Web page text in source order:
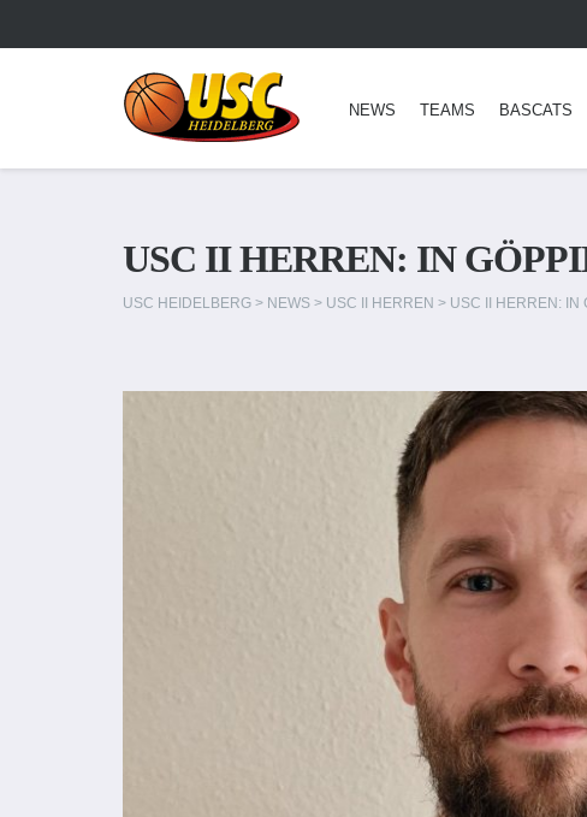
NEWS TEAMS BASCATS
USC II HERREN: IN
USC HEIDELBERG > NEWS > USC II HERREN > USC II HERREN: IN